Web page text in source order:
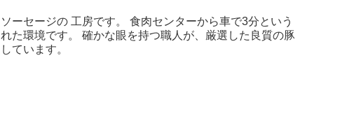
ーセージの 工房です。 食肉センターから車で3分という
た環境です。 確かな眼を持つ職人が、厳選した良質の豚
ています。